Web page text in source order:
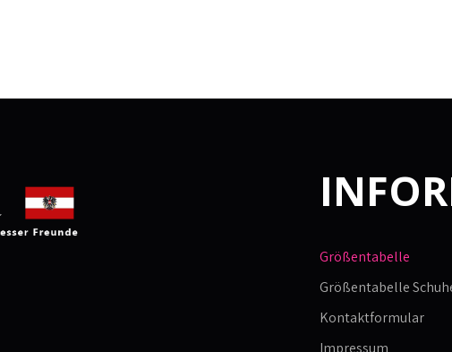
Größentabelle
Größentabelle
Kontaktformular
Impressum